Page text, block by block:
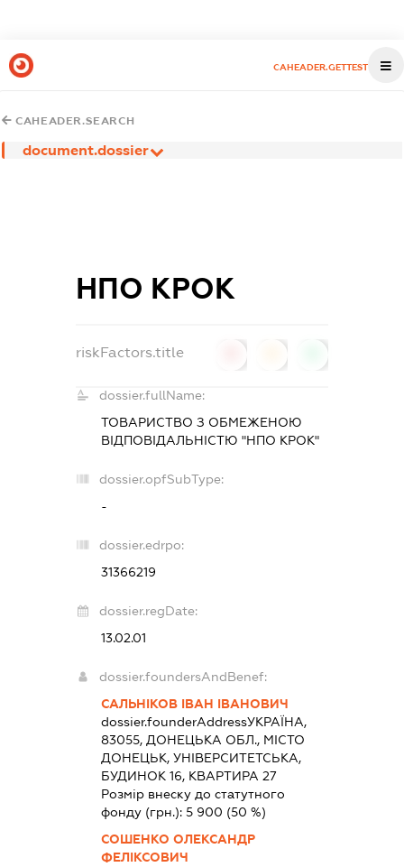
CAHEADER.GETTEST
CAHEADER.SEARCH
document.dossier
НПО КРОК
riskFactors.title
dossier.fullName:
ТОВАРИСТВО З ОБМЕЖЕНОЮ
ВІДПОВІДАЛЬНІСТЮ "НПО КРОК"
dossier.opfSubType:
-
dossier.edrpo:
31366219
dossier.regDate:
13.02.01
dossier.foundersAndBenef:
САЛЬНІКОВ ІВАН ІВАНОВИЧ
dossier.founderAddressУКРАЇНА,
83055, ДОНЕЦЬКА ОБЛ., МІСТО
ДОНЕЦЬК, УНІВЕРСИТЕТСЬКА,
БУДИНОК 16, КВАРТИРА 27
Розмір внеску до статутного
фонду (грн.):5 900 (50 %)
СОШЕНКО ОЛЕКСАНДР
ФЕЛІКСОВИЧ